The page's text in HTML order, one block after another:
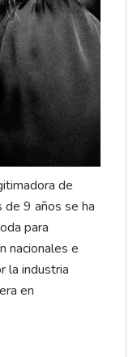
de
de 9 años se ha
para
nacionales e
la industria
en